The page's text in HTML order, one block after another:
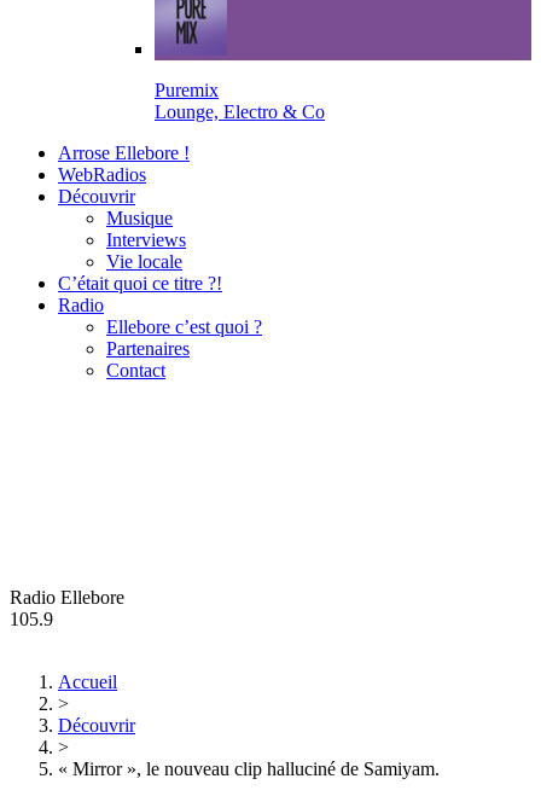
Puremix
Lounge, Electro & Co
Arrose Ellebore !
WebRadios
Découvrir
Musique
Interviews
Vie locale
C’était quoi ce titre ?!
Radio
Ellebore c’est quoi ?
Partenaires
Contact
Radio Ellebore
105.9
Accueil
>
Découvrir
>
« Mirror », le nouveau clip halluciné de Samiyam.